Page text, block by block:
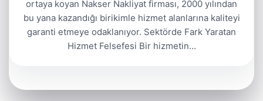
ortaya koyan Nakser Nakliyat firması, 2000 yılından
bu yana kazandığı birikimle hizmet alanlarına kaliteyi
garanti etmeye odaklanıyor. Sektörde Fark Yaratan
Hizmet Felsefesi Bir hizmetin…